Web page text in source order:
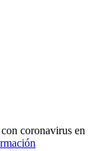
coronavirus en